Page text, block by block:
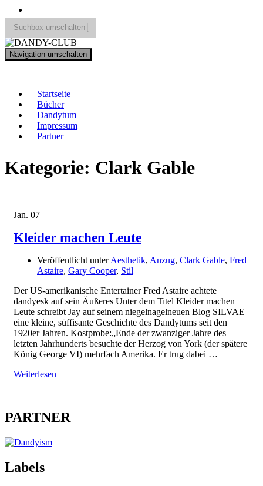
Suchbox umschalten
Search
for:
Navigation umschalten
Startseite
Bücher
Dandytum
Impressum
Partner
Kategorie: Clark Gable
Jan. 07
Kleider machen Leute
Veröffentlicht unterAesthetik, Anzug, Clark Gable, Fred
Astaire, Gary Cooper, Stil
Der US-amerikanische Entertainer Fred Astaire achtete
dandyesk auf sein Äußeres Unter dem Titel Kleider machen
Leute schreibt Jay auf seinem niegelnagelneuen Blog SILVAE
eine kleine, süffisante Geschichte des Dandytums seit den
1920er Jahren. Kostprobe:„Ende der zwanziger Jahre des
letzten Jahrhunderts besuchte der Herzog von York (der spätere
König George VI) mehrfach Amerika. Er trug dabei …
Weiterlesen
PARTNER
Labels